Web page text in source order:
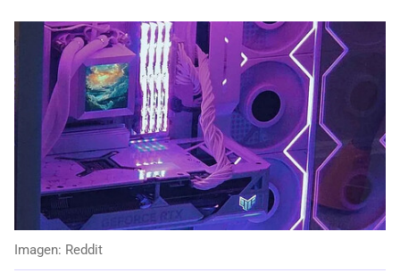
Imagen: Reddit